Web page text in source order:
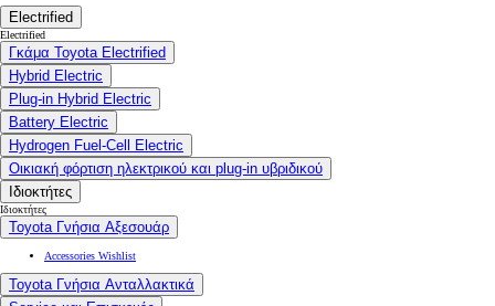
Electrified
Electrified
Γκάμα Toyota Electrified
Hybrid Electric
Plug-in Hybrid Electric
Battery Electric
Hydrogen Fuel-Cell Electric
Οικιακή φόρτιση ηλεκτρικού και plug-in υβριδικού
Ιδιοκτήτες
Ιδιοκτήτες
Toyota Γνήσια Αξεσουάρ
Accessories Wishlist
Toyota Γνήσια Ανταλλακτικά